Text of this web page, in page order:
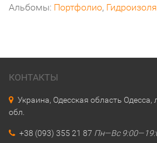
Альбомы: Портфолио,
КОНТАКТЫ
Украина, Одесская область
обл.
+38 (093) 355 21 87 Пн—Вс